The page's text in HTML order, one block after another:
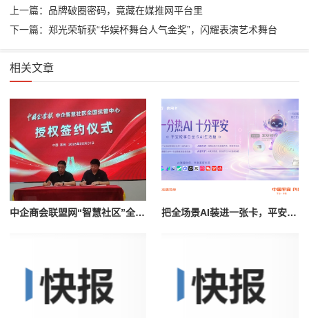
上一篇：品牌破圈密码，竟藏在媒推网平台里
下一篇：郑光荣斩获“华娱杯舞台人气金奖”，闪耀表演艺术舞台
相关文章
中企商会联盟网“智慧社区”全国运管中心落户苏州 把全场景AI装进一张卡，平安银行信用卡要做AI生活入口